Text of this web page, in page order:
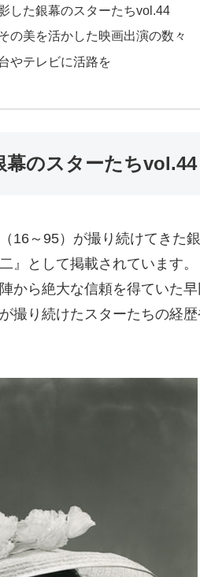
した銀幕のスターたちvol.44
の美を活かした映画出演の数々
やテレビに活路を
幕のスターたちvol.44
16～95）が撮り続けてきた
として掲載されています。
から絶大な信頼を得ていた
撮り続けたスターたちの経